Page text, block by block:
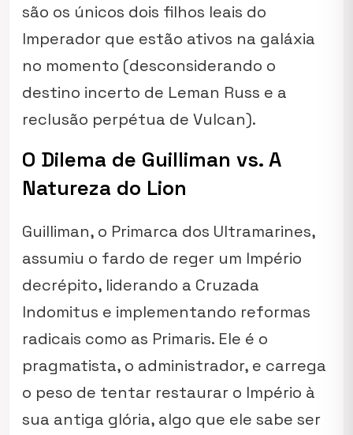
são os únicos dois filhos leais do
Imperador que estão ativos na galáxia
no momento (desconsiderando o
destino incerto de Leman Russ e a
reclusão perpétua de Vulcan).
O Dilema de Guilliman vs. A
Natureza do Lion
Guilliman, o Primarca dos Ultramarines,
assumiu o fardo de reger um Império
decrépito, liderando a Cruzada
Indomitus e implementando reformas
radicais como as Primaris. Ele é o
pragmatista, o administrador, e carrega
o peso de tentar restaurar o Império à
sua antiga glória, algo que ele sabe ser